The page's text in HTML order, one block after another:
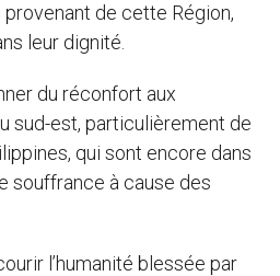
de cette Région,
leur dignité.
du réconfort aux
sud-est, particulièrement de
qui sont encore dans
souffrance à cause des
l’humanité blessée par